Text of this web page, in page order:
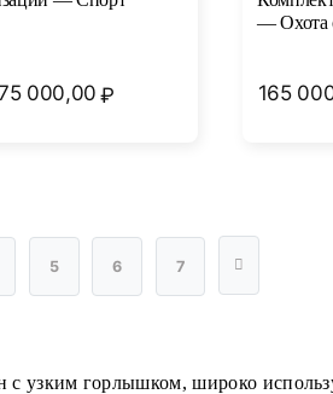
000,00 ₽
— Охота
165
5 6 7
узким горлышком, широко